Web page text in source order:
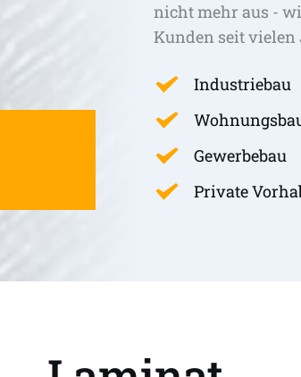
nicht mehr aus -
Kunden seit vielen
Industriebau
Gewerbebau
Private